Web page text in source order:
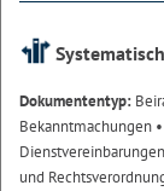
Dokumententyp:
Bekanntmachungen
Dienstvereinbarungen
und